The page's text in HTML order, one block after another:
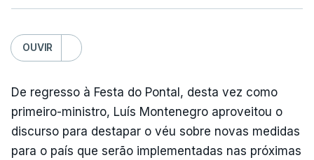
OUVIR
De regresso à Festa do Pontal, desta vez como
primeiro-ministro, Luís Montenegro aproveitou o
discurso para destapar o véu sobre novas medidas
para o país que serão implementadas nas próximas